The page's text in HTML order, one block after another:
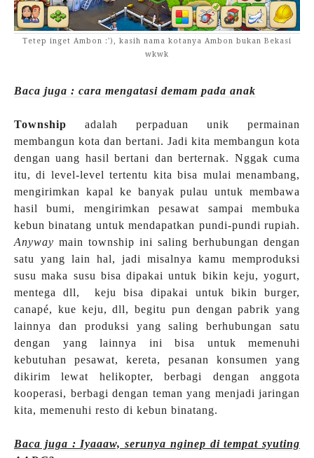
Tetep inget Ambon :'), kasih nama kotanya Ambon bukan Bekasi
wkwk
Baca juga : cara mengatasi demam pada anak
Township adalah perpaduan unik permainan
membangun kota dan bertani. Jadi kita membangun kota
dengan uang hasil bertani dan berternak. Nggak cuma
itu, di level-level tertentu kita bisa mulai menambang,
mengirimkan kapal ke banyak pulau untuk membawa
hasil bumi, mengirimkan pesawat sampai membuka
kebun binatang untuk mendapatkan pundi-pundi rupiah.
Anyway main township ini saling berhubungan dengan
satu yang lain hal, jadi misalnya kamu memproduksi
susu maka susu bisa dipakai untuk bikin keju, yogurt,
mentega dll, keju bisa dipakai untuk bikin burger,
canapé, kue keju, dll, begitu pun dengan pabrik yang
lainnya dan produksi yang saling berhubungan satu
dengan yang lainnya ini bisa untuk memenuhi
kebutuhan pesawat, kereta, pesanan konsumen yang
dikirim lewat helikopter, berbagi dengan anggota
kooperasi, berbagi dengan teman yang menjadi jaringan
kita, memenuhi resto di kebun binatang.
Baca juga : Iyaaaw, serunya nginep di tempat syuting